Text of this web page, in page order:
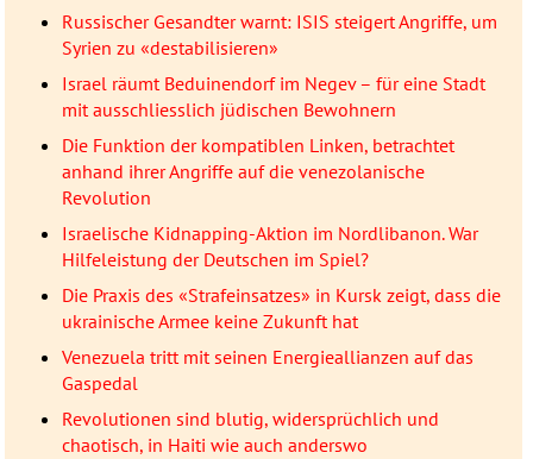
Russischer Gesandter warnt: ISIS steigert Angriffe, um
Syrien zu «destabilisieren»
Israel räumt Beduinendorf im Negev – für eine Stadt
mit ausschliesslich jüdischen Bewohnern
Die Funktion der kompatiblen Linken, betrachtet
anhand ihrer Angriffe auf die venezolanische
Revolution
Israelische Kidnapping-Aktion im Nordlibanon. War
Hilfeleistung der Deutschen im Spiel?
Die Praxis des «Strafeinsatzes» in Kursk zeigt, dass die
ukrainische Armee keine Zukunft hat
Venezuela tritt mit seinen Energieallianzen auf das
Gaspedal
Revolutionen sind blutig, widersprüchlich und
chaotisch, in Haiti wie auch anderswo